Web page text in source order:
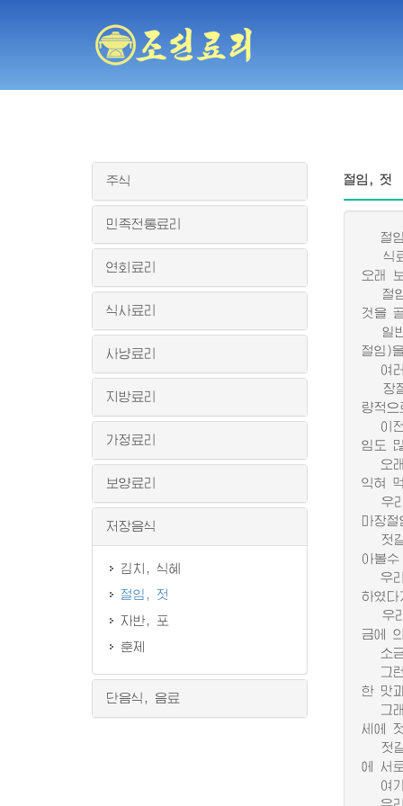
절임, 젓
절임
식료
오래
절임
것을
일반
절임)
여러
장절
량적
이전
임도
오래
익혀
우리
마장
젓갈
아볼
우리
하였
우리
금에
소금
그런
한 맛
그래
세에
젓갈
에 서
여기
주식
민족전통료리
연회료리
식사료리
사냥료리
지방료리
가정료리
보양료리
저장음식
김치, 식혜
절임, 젓
자반, 포
훈제
단음식, 음료